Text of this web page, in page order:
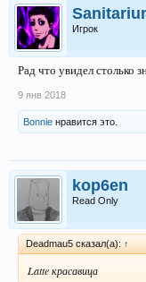
Игрок
Рад что увидел столько
9 янв 2018
Bonnie нравится это.
kop6en
Read Only
Deadmau5 сказал(а): ↑
Latte красавица